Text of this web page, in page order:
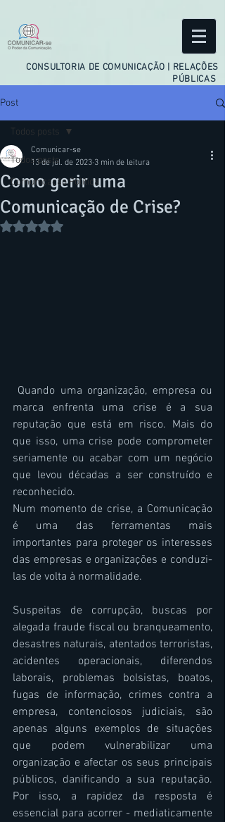
CONSULTORIA DE COMUNICAÇÃO | RELAÇÕES
PÚBLICAS
Post
Todos posts
Comunicação Política
Todos posts
Como gerir uma
Comunicação de Crise?
Comunicar-se
13 de jul. de 2023 3 min de leitura
Avaliado com NaN de 5 estrelas.
marca enfrenta uma crise é a sua
reputação que está em risco. Mais do
que isso, uma crise pode comprometer
seriamente ou acabar com um negócio
que levou décadas a ser construído e
reconhecido.
Num momento de crise, a Comunicação
é uma das ferramentas mais
importantes para proteger os interesses
das empresas e organizações e conduzi-
las de volta à normalidade.
Suspeitas de corrupção, buscas por
alegada fraude fiscal ou branqueamento,
desastres naturais, atentados terroristas,
acidentes operacionais, diferendos
laborais, problemas bolsistas, boatos,
fugas de informação, crimes contra a
empresa, contenciosos judiciais, são
apenas alguns exemplos de situações
que podem vulnerabilizar uma
organização e afectar os seus principais
públicos, danificando a sua reputação.
Por isso, a rapidez da resposta é
essencial para acorrer - mediaticamente